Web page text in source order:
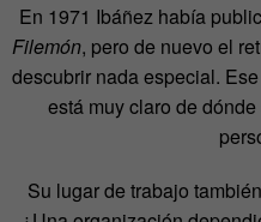
En 1971 Ibáñez había
Filemón, pero de nuevo el
descubrir nada especial.
está muy claro de
Su lugar de trabajo